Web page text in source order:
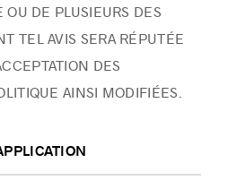
OU DE PLUSIEURS DES
TEL AVIS SERA RÉPUTÉE
DES
AINSI MODIFIÉES.